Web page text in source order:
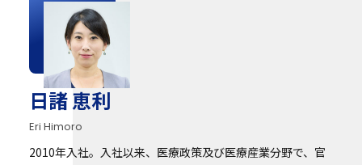
日諸 恵利
Eri Himoro
2010年入社。入社以来、医療政策及び医療産業分野で、官